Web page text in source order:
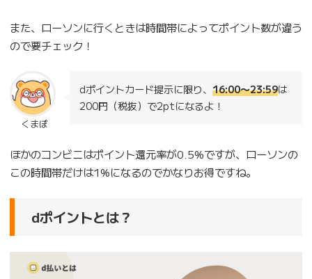
また、ローソンに行くときは時間帯によってポイント数が違う
ので要チェック！
くまぽ
dポイントカード提示に限り、 16:00〜23:59は
200円（税抜）で2ptになるよ！
ほかのコンビニはポイント還元率が0.5%ですが、ローソンの
この時間帯だけは1%になるのでかなりお得ですね。
dポイントとは？